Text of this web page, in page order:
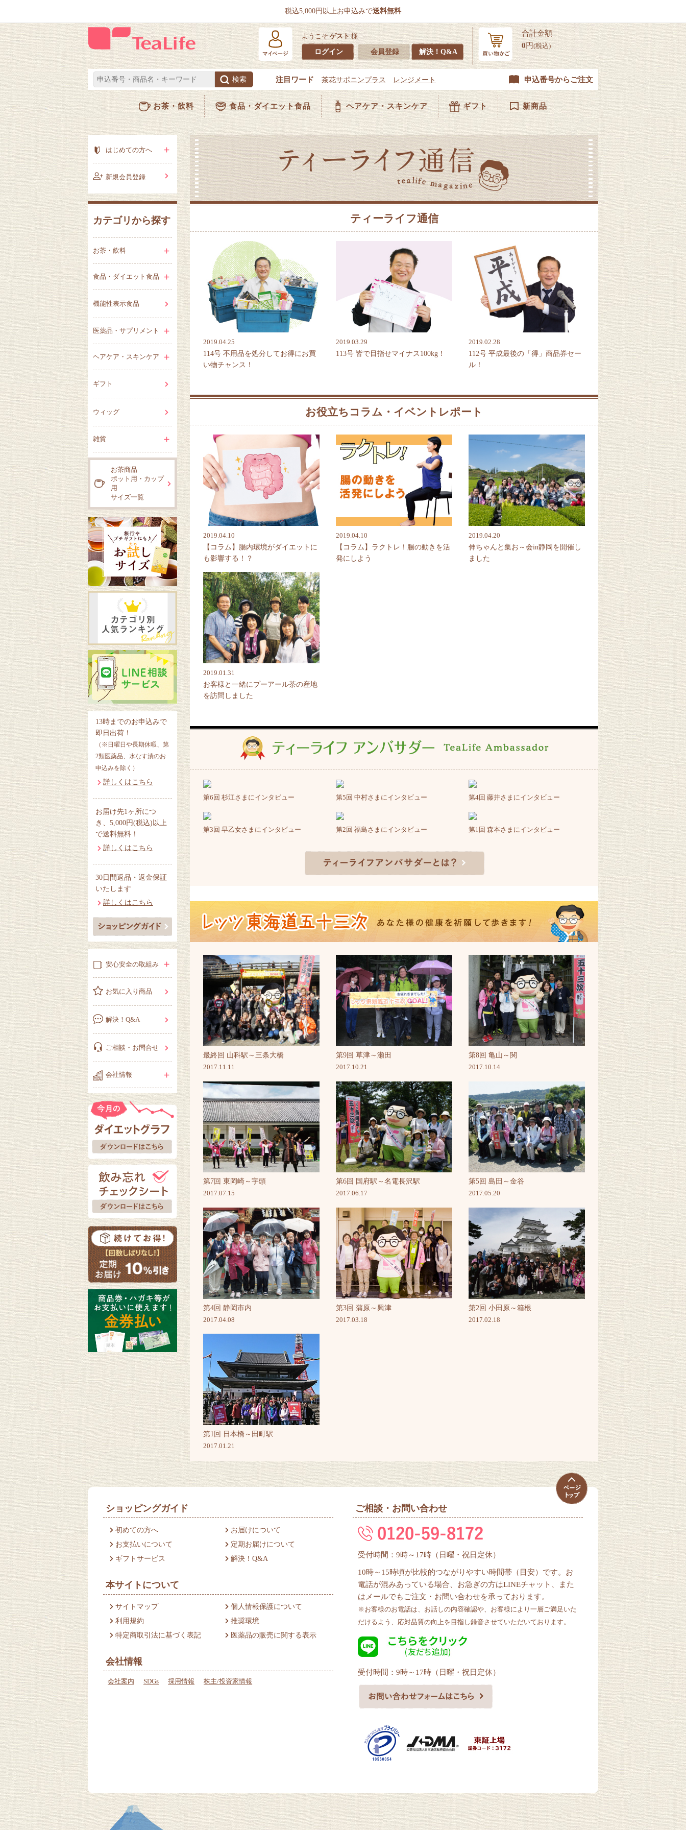
税込5,000円以上お申込みで送料無料
ようこそゲスト 様
ログイン 会員登録 解決！Q&A
合計金額
0円(税込)
申込番号からご注文
お茶・飲料 食品・ダイエット食品 ヘアケア・スキンケア ギフト 新商品
ティーライフ通信
2019.04.25
114号 不用品を処分してお得にお買
い物チャンス！
2019.03.29
113号 皆で目指せマイナス100kg！
2019.02.28
112号 平成最後の「得」商品券セー
ル！
お役立ちコラム・イベントレポート
2019.04.10
【コラム】腸内環境がダイエットに
も影響する！？
2019.04.10
【コラム】ラクトレ！腸の動きを活
発にしよう
2019.04.20
伸ちゃんと集お～会in静岡を開催し
ました
2019.01.31
お客様と一緒にプーアール茶の産地
を訪問しました
第6回 杉江さまにインタビュー 第5回 中村さまにインタビュー 第4回 藤井さまにインタビュー
第3回 早乙女さまにインタビュー 第2回 福島さまにインタビュー 第1回 森本さまにインタビュー
最終回 山科駅～三条大橋
2017.11.11
第9回 草津～瀬田
2017.10.21
第8回 亀山～関
2017.10.14
第7回 東岡崎～宇頭
2017.07.15
第6回 国府駅～名電長沢駅
2017.06.17
第5回 島田～金谷
2017.05.20
第4回 静岡市内
2017.04.08
第3回 蒲原～興津
2017.03.18
第2回 小田原～箱根
2017.02.18
第1回 日本橋～田町駅
2017.01.21
はじめての方へ
新規会員登録
カテゴリから探す
お茶・飲料
食品・ダイエット食品
機能性表示食品
医薬品・サプリメント
ヘアケア・スキンケア
ギフト
ウィッグ
雑貨
お茶商品
ポット用・カップ
用
サイズ一覧
13時までのお申込みで
即日出荷！
（※日曜日や長期休暇、第
2類医薬品、水なす漬のお
申込みを除く）
詳しくはこちら
お届け先1ヶ所につ
き、5,000円(税込)以上
で送料無料！
詳しくはこちら
30日間返品・返金保証
いたします
詳しくはこちら
安心安全の取組み
お気に入り商品
解決！Q&A
ご相談・お問合せ
会社情報
ショッピングガイド
初めての方へ
お届けについて
お支払いについて
定期お届けについて
ギフトサービス
解決！Q&A
ご相談・お問い合わせ
受付時間：9時～17時（日曜・祝日定休）
10時～15時頃が比較的つながりやすい時間帯（目安）です。お
電話が混みあっている場合、お急ぎの方はLINEチャット、また
はメールでもご注文・お問い合わせを承っております。
※お客様のお電話は、お話しの内容確認や、お客様により一層ご満足いた
だけるよう、応対品質の向上を目指し録音させていただいております。
受付時間：9時～17時（日曜・祝日定休）
本サイトについて
サイトマップ
個人情報保護について
利用規約
推奨環境
特定商取引法に基づく表記
医薬品の販売に関する表示
会社情報
会社案内 SDGs 採用情報 株主/投資家情報